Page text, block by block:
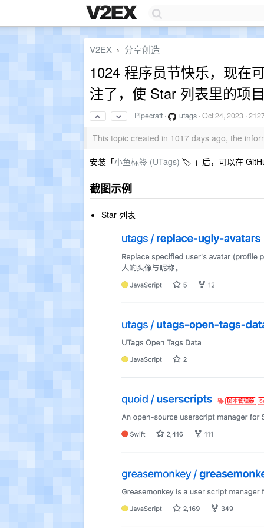
V2EX › 分享创造
1024 程序员节快乐，现在
注了，使 Star 列表里的项
Pipecraft · utags ·Oct 24, 2023 ·
This topic created in 1017 days ago, the
安装「小鱼标签 (UTags) 🏷️ 」后，可以在
截图示例
Star 列表